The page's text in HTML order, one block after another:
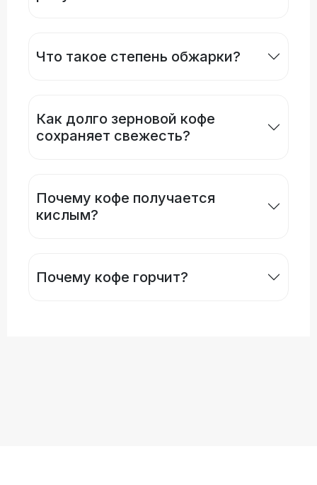
Что такое степень обжарки?
Как долго зерновой кофе
сохраняет свежесть?
Почему кофе получается
кислым?
Почему кофе горчит?